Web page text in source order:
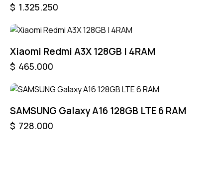
$ 1.325.250
Xiaomi Redmi A3X 128GB | 4RAM
$ 465.000
SAMSUNG Galaxy A16 128GB LTE 6 RAM
$ 728.000